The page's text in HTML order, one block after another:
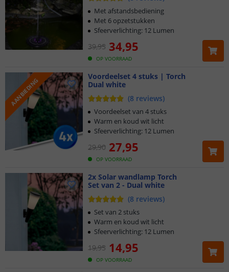
OP VOORRAAD
39,95 34,95
Met afstandsbediening
Met 6 opzetstukken
Sfeerverlichting: 12 Lumen
AANBIEDING
Voordeelset 4 stuks | Torch
Dual white
(8 reviews)
OP VOORRAAD
29,90 27,95
Voordeelset van 4 stuks
Warm en koud wit licht
Sfeerverlichting: 12 Lumen
2x Solar wandlamp Torch
Set van 2 - Dual white
(8 reviews)
OP VOORRAAD
19,95 14,95
Set van 2 stuks
Warm en koud wit licht
Sfeerverlichting: 12 Lumen